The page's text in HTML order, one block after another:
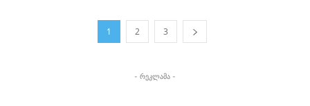
1 2 3
- რეკლამა -